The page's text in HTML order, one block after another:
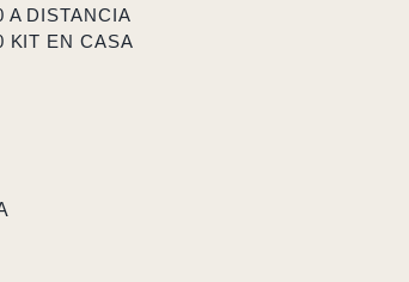
A DISTANCIA
KIT EN CASA